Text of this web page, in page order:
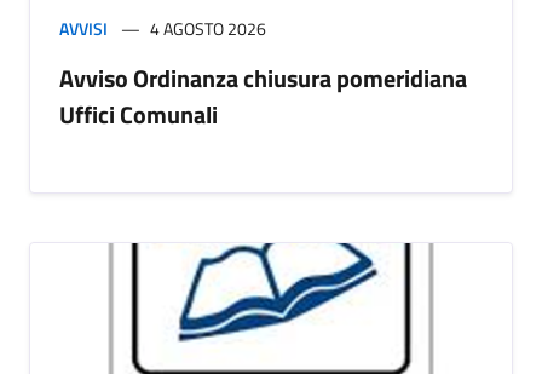
AVVISI 4 AGOSTO 2026
Avviso Ordinanza chiusura pomeridiana
Uffici Comunali